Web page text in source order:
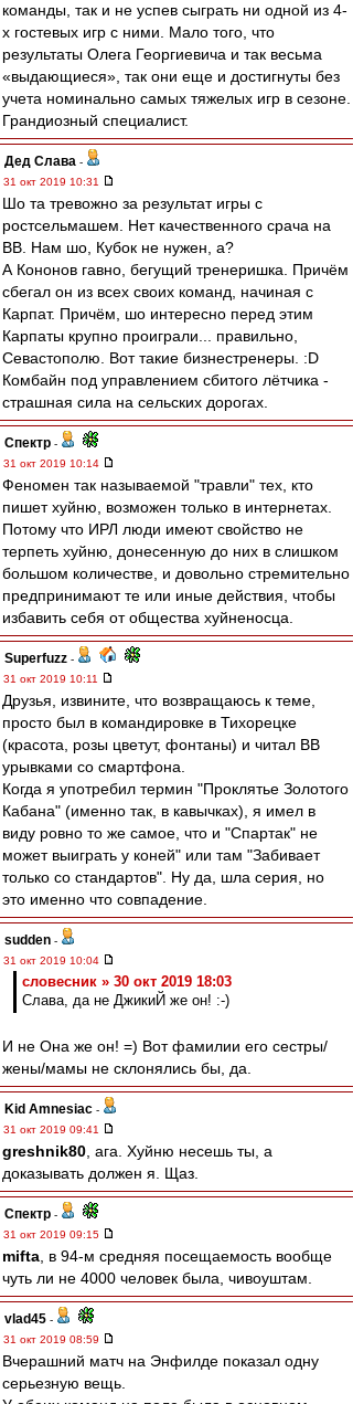
команды, так и не успев сыграть ни одной из 4-
х гостевых игр с ними. Мало того, что
результаты Олега Георгиевича и так весьма
«выдающиеся», так они еще и достигнуты без
учета номинально самых тяжелых игр в сезоне.
Грандиозный специалист.
Дед Слава -
31 окт 2019 10:31
Шо та тревожно за результат игры с
ростсельмашем. Нет качественного срача на
ВВ. Нам шо, Кубок не нужен, а?
А Кононов гавно, бегущий тренеришка. Причём
сбегал он из всех своих команд, начиная с
Карпат. Причём, шо интересно перед этим
Карпаты крупно проиграли... правильно,
Севастополю. Вот такие бизнестренеры. :D
Комбайн под управлением сбитого лётчика -
страшная сила на сельских дорогах.
Спектр -
31 окт 2019 10:14
Феномен так называемой "травли" тех, кто
пишет хуйню, возможен только в интернетах.
Потому что ИРЛ люди имеют свойство не
терпеть хуйню, донесенную до них в слишком
большом количестве, и довольно стремительно
предпринимают те или иные действия, чтобы
избавить себя от общества хуйненосца.
Superfuzz -
31 окт 2019 10:11
Друзья, извините, что возвращаюсь к теме,
просто был в командировке в Тихорецке
(красота, розы цветут, фонтаны) и читал ВВ
урывками со смартфона.
Когда я употребил термин "Проклятье Золотого
Кабана" (именно так, в кавычках), я имел в
виду ровно то же самое, что и "Спартак" не
может выиграть у коней" или там "Забивает
только со стандартов". Ну да, шла серия, но
это именно что совпадение.
sudden -
31 окт 2019 10:04
словесник » 30 окт 2019 18:03
Слава, да не ДжикиЙ же он! :-)
И не Она же он! =) Вот фамилии его сестры/
жены/мамы не склонялись бы, да.
Kid Amnesiac -
31 окт 2019 09:41
greshnik80 , ага. Хуйню несешь ты, а
доказывать должен я. Щаз.
Спектр -
31 окт 2019 09:15
mifta , в 94-м средняя посещаемость вообще
чуть ли не 4000 человек была, чивоуштам.
vlad45 -
31 окт 2019 08:59
Вчерашний матч на Энфилде показал одну
серьезную вещь.